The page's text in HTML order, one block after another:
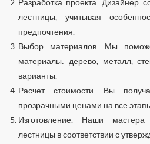
Разработка проекта. Дизайнер
лестницы, учитывая
предпочтения.
Выбор материалов. Мы
материалы: дерево, металл,
варианты.
Расчет стоимости. Вы
прозрачными ценами на все
Изготовление. Наши
лестницы в соответствии с